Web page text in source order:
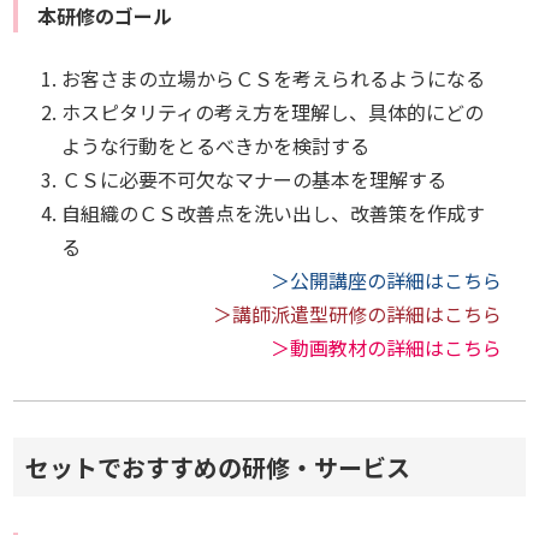
本研修のゴール
お客さまの立場からＣＳを考えられるようになる
ホスピタリティの考え方を理解し、具体的にどの
ような行動をとるべきかを検討する
ＣＳに必要不可欠なマナーの基本を理解する
自組織のＣＳ改善点を洗い出し、改善策を作成す
る
＞公開講座の詳細はこちら
＞講師派遣型研修の詳細はこちら
＞動画教材の詳細はこちら
セットでおすすめの研修・サービス